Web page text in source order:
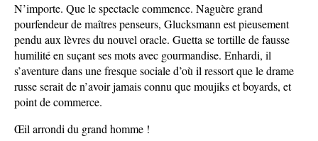
N’importe. Que le spectacle commence. Naguère grand
pourfendeur de maîtres penseurs, Glucksmann est pieusement
pendu aux lèvres du nouvel oracle. Guetta se tortille de fausse
humilité en suçant ses mots avec gourmandise. Enhardi, il
s’aventure dans une fresque sociale d’où il ressort que le drame
russe serait de n’avoir jamais connu que moujiks et boyards, et
point de commerce.
Œil arrondi du grand homme !